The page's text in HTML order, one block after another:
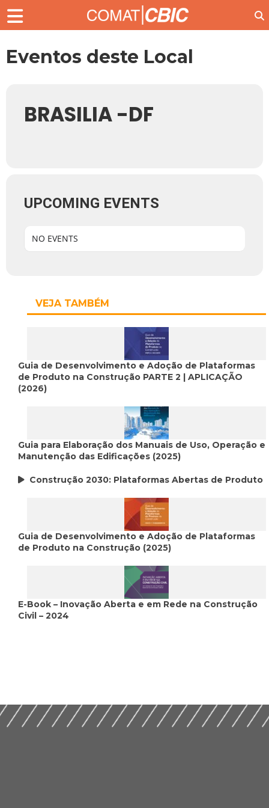
Eventos deste Local
BRASILIA -DF
UPCOMING EVENTS
NO EVENTS
VEJA TAMBÉM
Guia de Desenvolvimento e Adoção de Plataformas
de Produto na Construção PARTE 2 | APLICAÇÃO
(2026)
Guia para Elaboração dos Manuais de Uso, Operação e
Manutenção das Edificações (2025)
Construção 2030: Plataformas Abertas de Produto
Guia de Desenvolvimento e Adoção de Plataformas
de Produto na Construção (2025)
E-Book – Inovação Aberta e em Rede na Construção
Civil – 2024